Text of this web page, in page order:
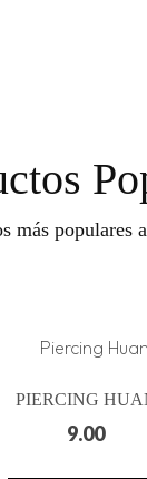
más populares
PIERCING
9.00